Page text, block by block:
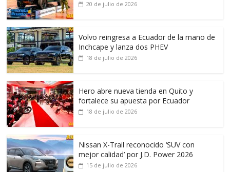
20 de julio de 2026
Volvo reingresa a Ecuador de la mano de
Inchcape y lanza dos PHEV
18 de julio de 2026
Hero abre nueva tienda en Quito y
fortalece su apuesta por Ecuador
18 de julio de 2026
Nissan X-Trail reconocido ‘SUV con
mejor calidad’ por J.D. Power 2026
15 de julio de 2026